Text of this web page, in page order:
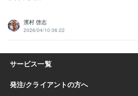
濱村 啓志
2026/04/10 06:22